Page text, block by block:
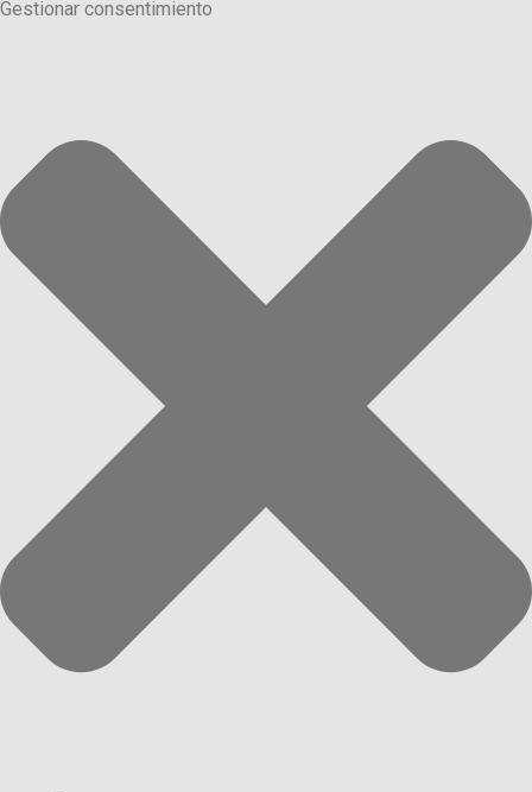
Gestionar consentimiento